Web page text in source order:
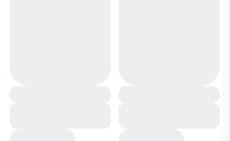
Кеды CV814-1 розовые Кеды CV814-1 бежевые